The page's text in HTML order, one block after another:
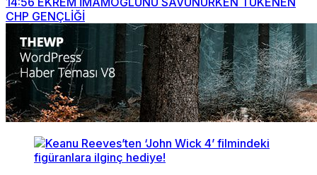
CHP GENÇLİĞİ